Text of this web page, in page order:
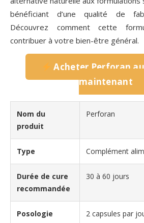
bénéficiant d’une qualité de
Découvrez comment cette
contribuer à votre bien-être général.
Acheter Perforan
maintenant
Nom du
produit
Perforan
Type Complément
Durée de cure
recommandée
30 à 60 jours
Posologie 2 capsules par